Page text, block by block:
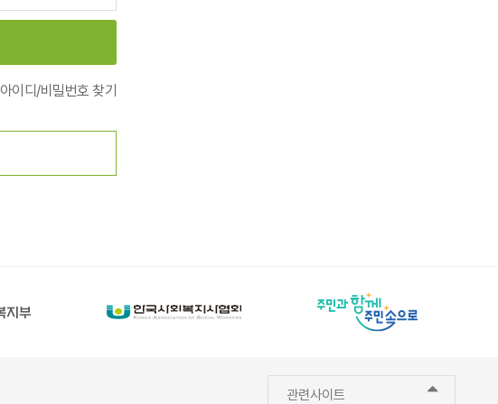
아이디/비밀번호 찾기
관련사이트